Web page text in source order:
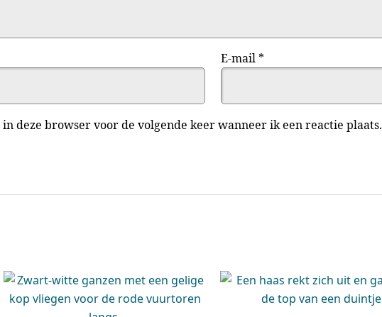
E-mail *
deze browser voor de volgende keer wanneer ik een reactie plaats.